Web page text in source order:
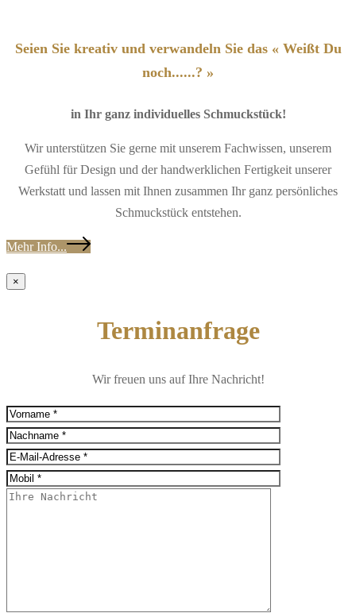
Seien Sie kreativ und verwandeln Sie das « Weißt Du
noch......? »
in Ihr ganz individuelles Schmuckstück!
Wir unterstützen Sie gerne mit unserem Fachwissen, unserem
Gefühl für Design und der handwerklichen Fertigkeit unserer
Werkstatt und lassen mit Ihnen zusammen Ihr ganz persönliches
Schmuckstück entstehen.
Mehr Info...
×
Terminanfrage
Wir freuen uns auf Ihre Nachricht!